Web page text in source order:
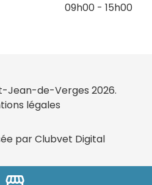
09h00 - 15h00
Jean-de-Verges 2026.
légales
par Clubvet Digital